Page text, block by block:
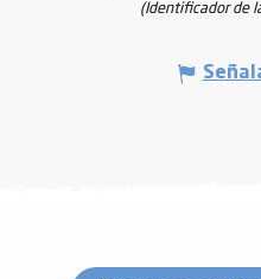
(Identificador de